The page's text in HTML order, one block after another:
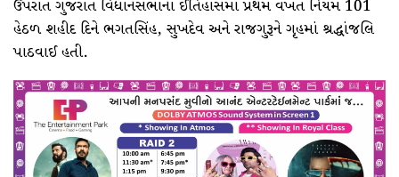
ઉપરાંત ગુજરાત વિધાનસભાના ઈતિહાસમાં પ્રથમ વખત નિયમ 101
હેઠળ શહીદ દિને ભગતસિંહ, સુખદેવ અને રાજગુરૂને ગૃહમાં શ્રદ્ધાંજલિ
પાઠવાઈ હતી.